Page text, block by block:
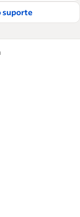
suporte